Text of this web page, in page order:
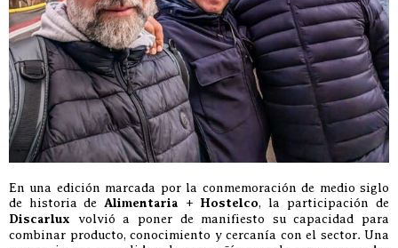
En una edición marcada por la conmemoración de medio siglo
de historia de Alimentaria + Hostelco, la participación de
Discarlux volvió a poner de manifiesto su capacidad para
combinar producto, conocimiento y cercanía con el sector. Una